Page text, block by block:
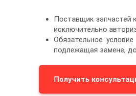
Поставщик запчастей
исключительно
Обязательное
подлежащая замене,
Получить